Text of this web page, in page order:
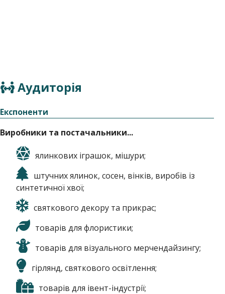
Аудиторія
Експоненти
Виробники та постачальники...
ялинкових іграшок, мішури;
штучних ялинок, сосен, вінків, виробів із
синтетичної хвої;
святкового декору та прикрас;
товарів для флористики;
товарів для візуального мерчендайзингу;
гірлянд, святкового освітлення;
товарів для івент-індустрії;